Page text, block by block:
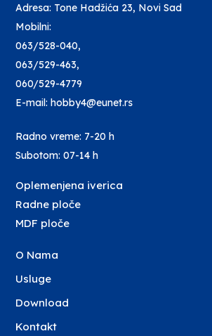
Adresa: Tone Hadžića 23, Novi Sad
Mobilni:
063/528-040,
063/529-463,
060/529-4779
E-mail: hobby4@eunet.rs
Radno vreme: 7-20 h
Subotom: 07-14 h
Oplemenjena iverica
Radne ploče
MDF ploče
O Nama
Usluge
Download
Kontakt